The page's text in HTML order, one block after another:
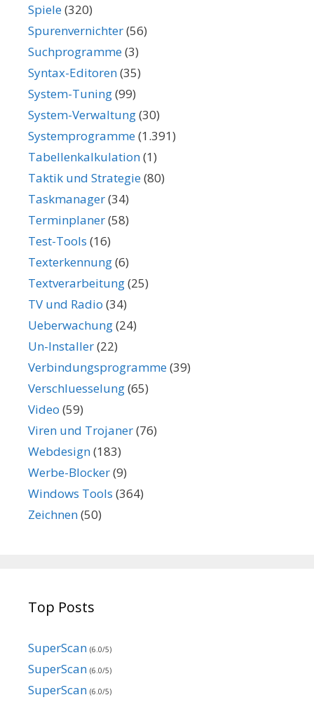
Spiele(320)
Spurenvernichter(56)
Suchprogramme(3)
Syntax-Editoren(35)
System-Tuning(99)
System-Verwaltung(30)
Systemprogramme(1.391)
Tabellenkalkulation(1)
Taktik und Strategie(80)
Taskmanager(34)
Terminplaner(58)
Test-Tools (16)
Texterkennung(6)
Textverarbeitung(25)
TV und Radio (34)
Ueberwachung(24)
Un-Installer(22)
Verbindungsprogramme(39)
Verschluesselung(65)
Video (59)
Viren und Trojaner(76)
Webdesign(183)
Werbe-Blocker(9)
Windows Tools (364)
Zeichnen(50)
Top Posts
SuperScan (6.0/5)
SuperScan (6.0/5)
SuperScan (6.0/5)